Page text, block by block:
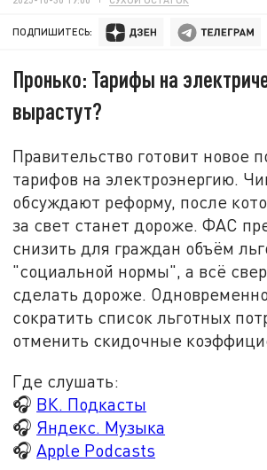
ПОДПИШИТЕСЬ:
Пронько: Тарифы на
вырастут?
Правительство готовит новое
тарифов на электроэнергию.
обсуждают реформу, после
за свет станет дороже. ФАС
снизить для граждан объём
"социальной нормы", а всё
сделать дороже.
сократить список льготных
отменить скидочные
Где слушать:
🎧 ВК. Подкасты
🎧 Яндекс. Музыка
🎧 Apple Podcasts